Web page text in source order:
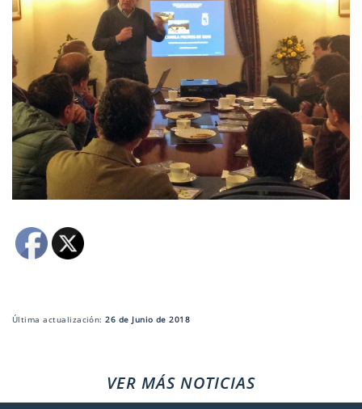
Última actualización:26 de Junio de 2018
VER MÁS NOTICIAS